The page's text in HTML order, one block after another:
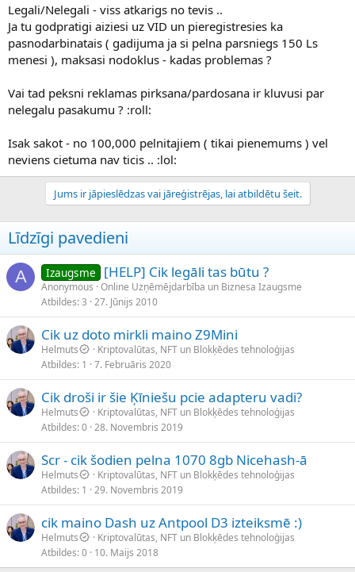
Legali/Nelegali - viss atkarigs no tevis ..
Ja tu godpratigi aiziesi uz VID un pieregistresies ka
pasnodarbinatais ( gadijuma ja si pelna parsniegs 150 Ls
menesi ), maksasi nodoklus - kadas problemas ?
Vai tad peksni reklamas pirksana/pardosana ir kluvusi par
nelegalu pasakumu ? :roll:
Isak sakot - no 100,000 pelnitajiem ( tikai pienemums ) vel
neviens cietuma nav ticis .. :lol:
Jums ir jāpieslēdzas vai jāreģistrējas, lai atbildētu šeit.
Līdzīgi pavedieni
A Izaugsme [HELP] Cik legāli tas būtu ?
Anonymous Online Uzņēmējdarbība un Biznesa Izaugsme
Atbildes 3 27. Jūnijs 2010
Cik uz doto mirkli maino Z9Mini
Helmuts
Kriptovalūtas, NFT un Blokķēdes tehnoloģijas
Atbildes 1 7. Februāris 2020
Cik droši ir šie Ķīniešu pcie adapteru vadi?
Helmuts
Kriptovalūtas, NFT un Blokķēdes tehnoloģijas
Atbildes 0 28. Novembris 2019
Scr - cik šodien pelna 1070 8gb Nicehash-ā
Helmuts
Kriptovalūtas, NFT un Blokķēdes tehnoloģijas
Atbildes 1 29. Novembris 2019
cik maino Dash uz Antpool D3 izteiksmē :)
Helmuts
Kriptovalūtas, NFT un Blokķēdes tehnoloģijas
Atbildes 0 10. Maijs 2018